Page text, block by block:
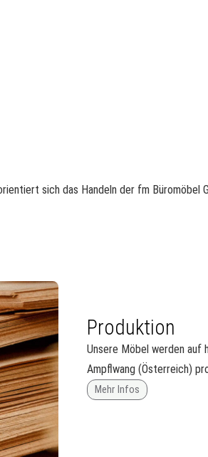
sich das Handeln der fm Büromöbel
Produktion
Unsere Möbel werden auf
Ampflwang (Österreich)
Mehr Infos